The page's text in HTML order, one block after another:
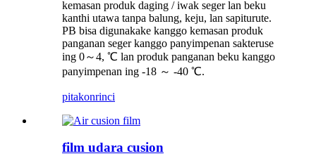
kemasan produk daging / iwak seger lan beku
kanthi utawa tanpa balung, keju, lan sapiturute.
PB bisa digunakake kanggo kemasan produk
panganan seger kanggo panyimpenan sakteruse
ing 0～4, ℃ lan produk panganan beku kanggo
panyimpenan ing -18 ～ -40 ℃.
pitakonrinci
film udara cusion